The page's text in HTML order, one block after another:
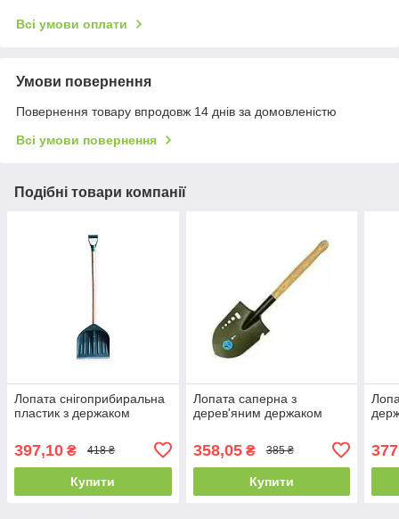
Всі умови оплати
Умови повернення
Повернення товару впродовж 14 днів за домовленістю
Всі умови повернення
Подібні товари компанії
Лопата снігоприбиральна
пластик з держаком
397,10 ₴ 418 ₴
Купити
Лопата саперна з
дерев'яним держаком
358,05₴ 385 ₴
Купити